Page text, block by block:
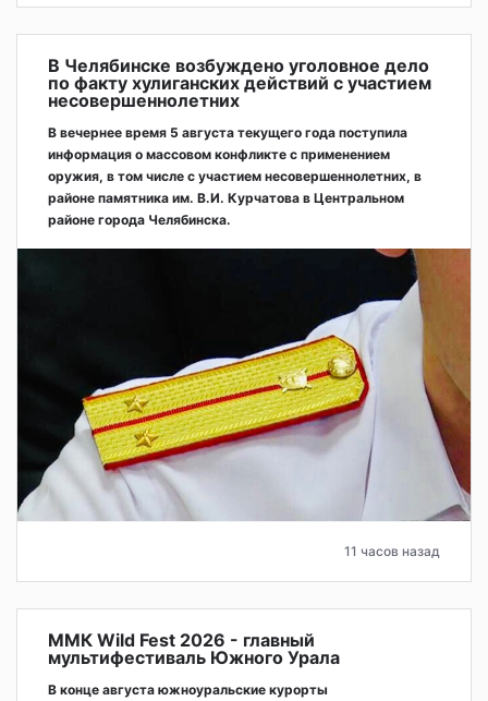
В Челябинске возбуждено уголовное дело
по факту хулиганских действий с участием
несовершеннолетних
В вечернее время 5 августа текущего года поступила
информация о массовом конфликте с применением
оружия, в том числе с участием несовершеннолетних, в
районе памятника им. В.И. Курчатова в Центральном
районе города Челябинска.
11 часов назад
ММК Wild Fest 2026 - главный
мультифестиваль Южного Урала
В конце августа южноуральские курорты